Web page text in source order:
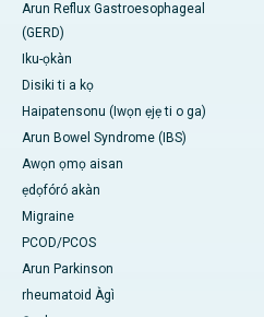
Arun Reflux Gastroesophageal
(GERD)
Iku-ọkàn
Disiki ti a kọ
Haipatensonu (Iwọn ẹjẹ ti o ga)
Arun Bowel Syndrome (IBS)
Awọn ọmọ aisan
ẹdọfóró akàn
Migraine
PCOD/PCOS
Arun Parkinson
rheumatoid Àgì